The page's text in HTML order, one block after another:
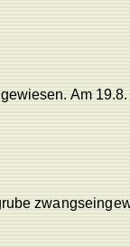
Am 19.8.
e